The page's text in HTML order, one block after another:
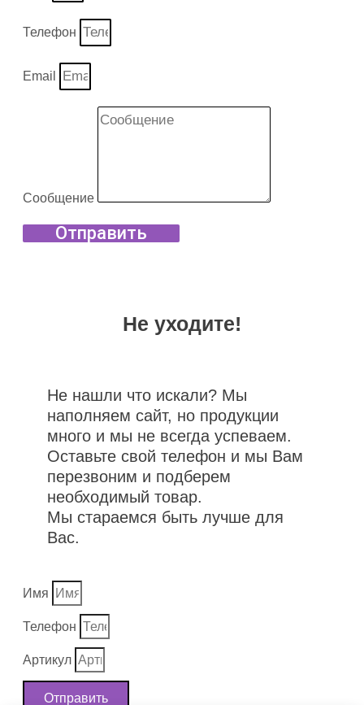
Телефон
Email
Сообщение
Отправить
Не уходите!
Не нашли что искали? Мы
наполняем сайт, но продукции
много и мы не всегда успеваем.
Оставьте свой телефон и мы Вам
перезвоним и подберем
необходимый товар.
Мы стараемся быть лучше для
Вас.
Имя
Телефон
Артикул
Отправить